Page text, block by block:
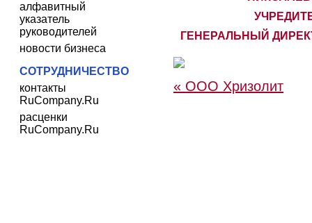
алфавитный
указатель
руководителей
новости бизнеса
СОТРУДНИЧЕСТВО
контакты
RuCompany.Ru
расценки
RuCompany.Ru
ГЕНЕРАЛЬНЫЙ
« ООО Хризолит